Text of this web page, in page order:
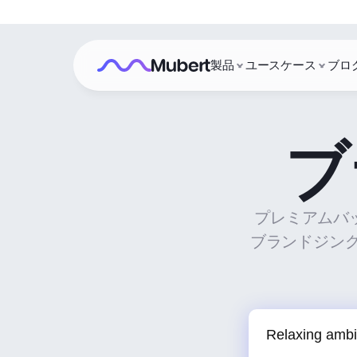
プレミアムバ
ブランドジン
製品 ユースケース ブロ